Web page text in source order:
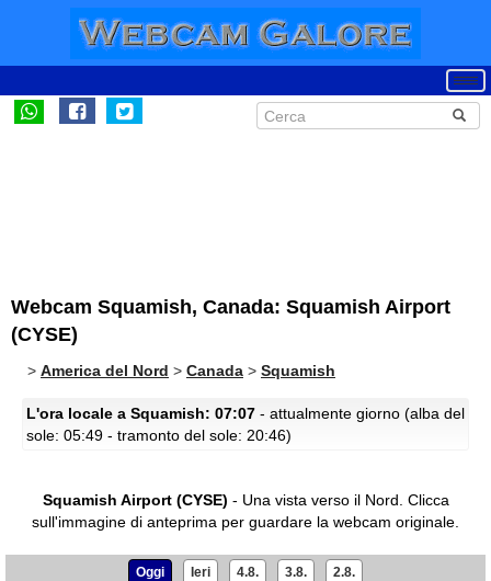
Webcam Squamish, Canada: Squamish Airport
(CYSE)
> America del Nord > Canada > Squamish
L'ora locale a Squamish: 07:07 - attualmente giorno (alba del
sole: 05:49 - tramonto del sole: 20:46)
Squamish Airport (CYSE) - Una vista verso il Nord. Clicca
sull'immagine di anteprima per guardare la webcam originale.
Oggi Ieri 4.8. 3.8. 2.8.